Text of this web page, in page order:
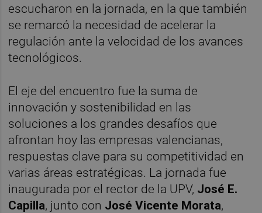
escucharon en la jornada, en la que también
se remarcó la necesidad de acelerar la
regulación ante la velocidad de los avances
tecnológicos.
El eje del encuentro fue la suma de
innovación y sostenibilidad en las
soluciones a los grandes desafíos que
afrontan hoy las empresas valencianas,
respuestas clave para su competitividad en
varias áreas estratégicas. La jornada fue
inaugurada por el rector de la UPV, José E.
Capilla, junto con José Vicente Morata,